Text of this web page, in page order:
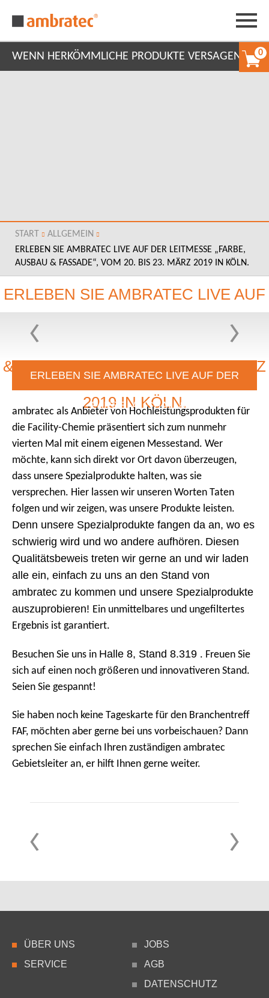
0
WENN HERKÖMMLICHE PRODUKTE VERSAGEN
START
ALLGEMEIN
ERLEBEN SIE AMBRATEC LIVE AUF DER LEITMESSE „FARBE,
AUSBAU & FASSADE“, VOM 20. BIS 23. MÄRZ 2019 IN KÖLN.
ERLEBEN SIE AMBRATEC LIVE AUF
DER LEITMESSE „FARBE, AUSBAU
& FASSADE“, VOM 20. BIS 23. MÄRZ
2019 IN KÖLN.
ERLEBEN SIE AMBRATEC LIVE AUF DER
LEITMESSE „FARBE, AUSBAU & FASSADE“,
VOM 20. BIS 23. MÄRZ 2019 IN KÖLN.
ambratec als Anbieter von Hochleistungsprodukten für
die Facility-Chemie präsentiert sich zum nunmehr
vierten Mal mit einem eigenen Messestand. Wer
möchte, kann sich direkt vor Ort davon überzeugen,
dass unsere Spezialprodukte halten, was sie
versprechen. Hier lassen wir unseren Worten Taten
folgen und wir zeigen, was unsere Produkte leisten.
Denn unsere Spezialprodukte fangen da an, wo es
schwierig wird und wo andere aufhören. Diesen
Qualitätsbeweis treten wir gerne an und wir laden
alle ein, einfach zu uns an den Stand von
ambratec zu kommen und unsere Spezialprodukte
auszuprobieren! Ein unmittelbares und ungefiltertes
Ergebnis ist garantiert.
Besuchen Sie uns in Halle 8, Stand 8.319 . Freuen Sie
sich auf einen noch größeren und innovativeren Stand.
Seien Sie gespannt!
Sie haben noch keine Tageskarte für den Branchentreff
FAF, möchten aber gerne bei uns vorbeischauen? Dann
sprechen Sie einfach Ihren zuständigen ambratec
Gebietsleiter an, er hilft Ihnen gerne weiter.
ÜBER UNS
SERVICE
JOBS
AGB
DATENSCHUTZ